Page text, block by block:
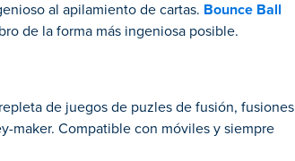
al apilamiento de cartas. Bounce Ball
de la forma más ingeniosa posible.
de juegos de puzles de fusión, fusiones
maker. Compatible con móviles y siempre